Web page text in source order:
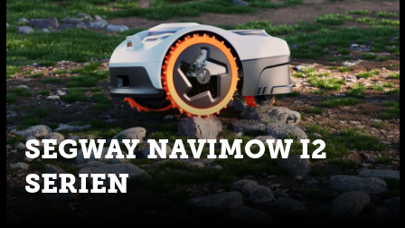
SEGWAY NAVIMOW I2
SERIEN